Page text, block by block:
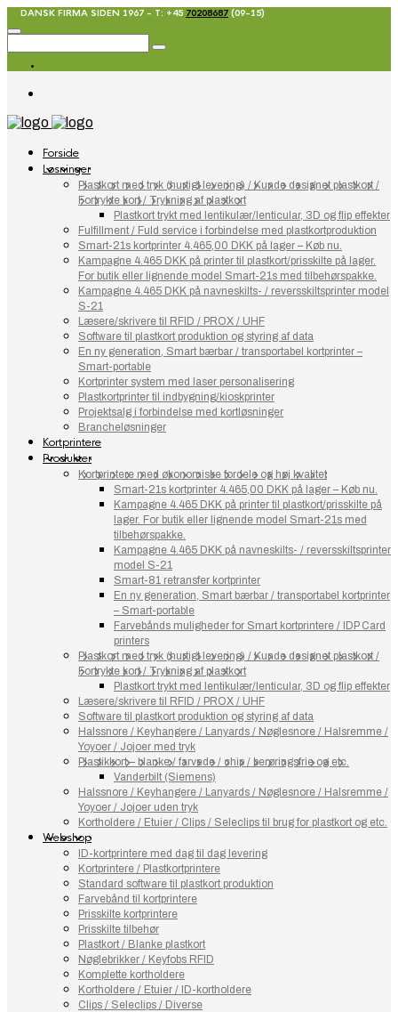
DANSK FIRMA SIDEN 1967 - T: +45 70208687 (09-15)
Forside
Løsninger
Plastkort med tryk (hurtigt levering) / Kunde designet plastkort /
Fortrykte kort / Trykning af plastkort
Plastkort trykt med lentikulær/lenticular, 3D og flip effekter
Fulfillment / Fuld service i forbindelse med plastkortproduktion
Smart-21s kortprinter 4.465,00 DKK på lager – Køb nu.
Kampagne 4.465 DKK på printer til plastkort/prisskilte på lager.
For butik eller lignende model Smart-21s med tilbehørspakke.
Kampagne 4.465 DKK på navneskilts- / reversskiltsprinter model
S-21
Læsere/skrivere til RFID / PROX / UHF
Software til plastkort produktion og styring af data
En ny generation, Smart bærbar / transportabel kortprinter –
Smart-portable
Kortprinter system med laser personalisering
Plastkortprinter til indbygning/kioskprinter
Projektsalg i forbindelse med kortløsninger
Brancheløsninger
Kortprintere
Produkter
Kortprintere med økonomiske fordele og høj kvalitet
Smart-21s kortprinter 4.465,00 DKK på lager – Køb nu.
Kampagne 4.465 DKK på printer til plastkort/prisskilte på
lager. For butik eller lignende model Smart-21s med
tilbehørspakke.
Kampagne 4.465 DKK på navneskilts- / reversskiltsprinter
model S-21
Smart-81 retransfer kortprinter
En ny generation, Smart bærbar / transportabel kortprinter
– Smart-portable
Farvebånds muligheder for Smart kortprintere / IDP Card
printers
Plastkort med tryk (hurtigt levering) / Kunde designet plastkort /
Fortrykte kort / Trykning af plastkort
Plastkort trykt med lentikulær/lenticular, 3D og flip effekter
Læsere/skrivere til RFID / PROX / UHF
Software til plastkort produktion og styring af data
Halssnore / Keyhangere / Lanyards / Nøglesnore / Halsremme /
Yoyoer / Jojoer med tryk
Plastikkort – blanke / farvede / chip / berøringsfrie og etc.
Vanderbilt (Siemens)
Halssnore / Keyhangere / Lanyards / Nøglesnore / Halsremme /
Yoyoer / Jojoer uden tryk
Kortholdere / Etuier / Clips / Seleclips til brug for plastkort og etc.
Webshop
ID-kortprintere med dag til dag levering
Kortprintere / Plastkortprintere
Standard software til plastkort produktion
Farvebånd til kortprintere
Prisskilte kortprintere
Prisskilte tilbehør
Plastkort / Blanke plastkort
Nøglebrikker / Keyfobs RFID
Komplette kortholdere
Kortholdere / Etuier / ID-kortholdere
Clips / Seleclips / Diverse